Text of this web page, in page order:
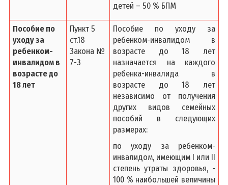
детей – 50 % БПМ
Пособие по
уходу за
ребенком-
инвалидом в
возрасте до
18 лет
Пункт 5
ст.18
Закона №
7-З
Пособие по уходу за
ребенком-инвалидом в
возрасте до 18 лет
назначается на каждого
ребенка-инвалида в
возрасте до 18 лет
независимо от получения
других видов семейных
пособий в следующих
размерах:
по уходу за ребенком-
инвалидом, имеющим I или II
степень утраты здоровья, -
100 % наибольшей величины